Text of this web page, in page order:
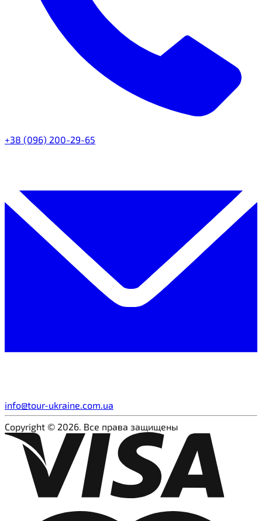
+38 (096) 200-29-65
info@tour-ukraine.com.ua
Copyright © 2026. Все права защищены